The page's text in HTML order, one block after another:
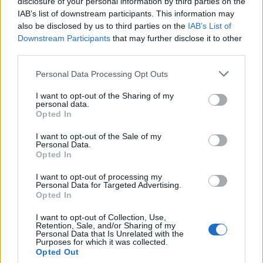
IAB’s list of downstream participants. This information may
also be disclosed by us to third parties on the IAB’s List of
Downstream Participants that may further disclose it to other
Personal Data Processing Opt Outs
I want to opt-out of the Sharing of my
personal data.
Opted In
I want to opt-out of the Sale of my
Personal Data.
Opted In
I want to opt-out of processing my
Personal Data for Targeted Advertising.
Opted In
I want to opt-out of Collection, Use,
Retention, Sale, and/or Sharing of my
Personal Data that Is Unrelated with the
Purposes for which it was collected.
Opted Out
Τα θέματα Γ και Δ, τα οποία απαιτούν
συνδυαστική και συνθετική προσέγγιση, κρίνονται
μεν απαιτητικά ως προς την οργάνωση της
απάντησης, αλλά δεν περιλαμβάνουν ασάφειες ή
μαθητές να αποδώσουν με επάρκεια. Συνολικά, οι
υποψήφιοι που έχουν μελετήσει ουσιαστικά
αναμένεται να σημειώσουν υψηλές επιδόσεις,
καθώς τα φετινά θέματα προσφέρονται για
τεκμηριωμένες και ολοκληρωμένες απαντήσεις.
Για την Ιστορία τοποθετήθηκε και η ΟΕΦΕ
σχολιάζοντας ότι χαρακτηρίζονται σχετικά
εύκολα και σαφώς διατυπωμένα, χωρίς ιδιαίτερες
παγίδες ή ασαφή σημεία. Η πλειονότητα των
υποψηφίων αναμένεται να τα προσεγγίσει με